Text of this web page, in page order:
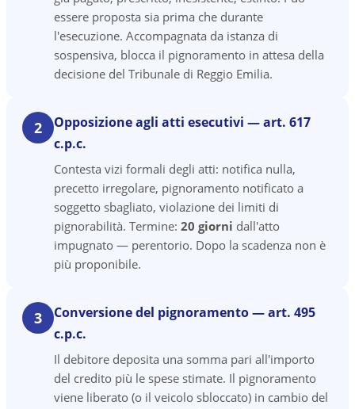
essere proposta sia prima che durante
l'esecuzione. Accompagnata da istanza di
sospensiva, blocca il pignoramento in attesa della
decisione del Tribunale di Reggio Emilia.
2
Opposizione agli atti esecutivi — art. 617
c.p.c.
Contesta vizi formali degli atti: notifica nulla,
precetto irregolare, pignoramento notificato a
soggetto sbagliato, violazione dei limiti di
pignorabilità. Termine: 20 giorni dall'atto
impugnato — perentorio. Dopo la scadenza non è
più proponibile.
3
Conversione del pignoramento — art. 495
c.p.c.
Il debitore deposita una somma pari all'importo
del credito più le spese stimate. Il pignoramento
viene liberato (o il veicolo sbloccato) in cambio del